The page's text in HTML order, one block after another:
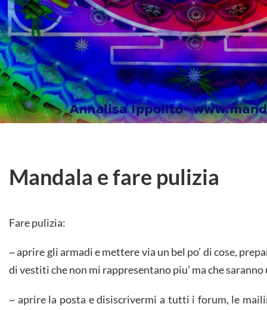
Mandala e fare pulizia
Fare pulizia:
~ aprire gli armadi e mettere via un bel po’ di cose,
di vestiti che non mi rappresentano piu’ ma che
~ aprire la posta e disiscrivermi a tutti i forum, le